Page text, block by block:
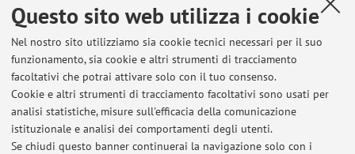
Questo sito web utilizza i cookie
Nel nostro sito utilizziamo sia cookie tecnici necessari per il suo
funzionamento, sia cookie e altri strumenti di tracciamento
facoltativi che potrai attivare solo con il tuo consenso.
Cookie e altri strumenti di tracciamento facoltativi sono usati per
analisi statistiche, misure sull'efficacia della comunicazione
istituzionale e analisi dei comportamenti degli utenti.
Se chiudi questo banner continuerai la navigazione solo con i
Contatti
E-mail: danila.valenti@unibo.it
Dipartimento di Scienze Mediche e Chirurgiche
Via Massarenti 9, Bologna -
Vai alla mappa